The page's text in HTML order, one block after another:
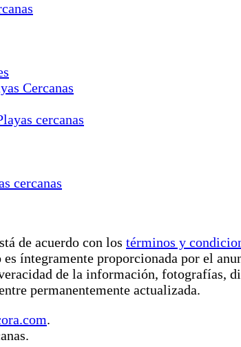
Cercanas
cercanas
cercanas
de acuerdo con los términos y
íntegramente proporcionada por el
de la información,
permanentemente actualizada.
.